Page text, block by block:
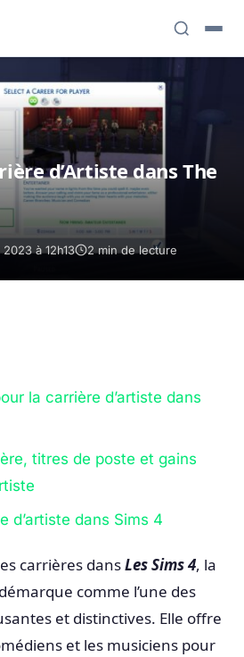
d’Artiste dans The
à 12h13 2 min de lecture
la carrière d’artiste dans
titres de poste et gains
d’artiste dans Sims 4
carrières dansLes Sims 4, la
comme l’une des
et distinctives. Elle offre
et les musiciens pour